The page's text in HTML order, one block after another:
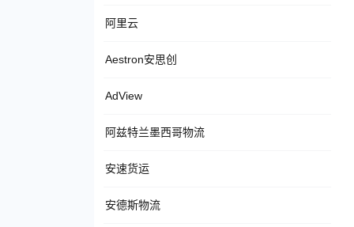
阿里云
Aestron安思创
AdView
阿兹特兰墨西哥物流
安速货运
安德斯物流